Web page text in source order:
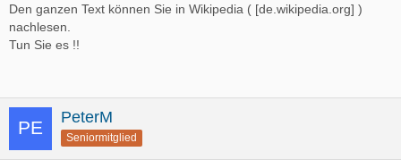
Den ganzen Text können Sie in Wikipedia ( [de.wikipedia.org] )
nachlesen.
Tun Sie es !!
PeterM
Seniormitglied